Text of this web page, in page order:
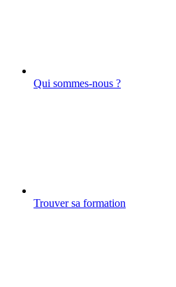
Qui sommes-nous ?
Trouver sa formation